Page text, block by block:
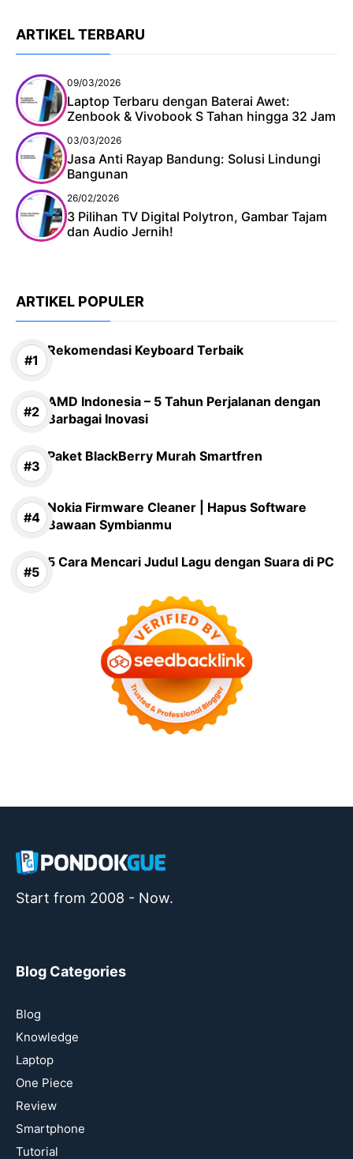
ARTIKEL TERBARU
09/03/2026
Laptop Terbaru dengan Baterai Awet:
Zenbook & Vivobook S Tahan hingga 32 Jam
03/03/2026
Jasa Anti Rayap Bandung: Solusi Lindungi
Bangunan
26/02/2026
3 Pilihan TV Digital Polytron, Gambar Tajam
dan Audio Jernih!
ARTIKEL POPULER
Rekomendasi Keyboard Terbaik
AMD Indonesia – 5 Tahun Perjalanan dengan
Barbagai Inovasi
Paket BlackBerry Murah Smartfren
Nokia Firmware Cleaner | Hapus Software
Bawaan Symbianmu
5 Cara Mencari Judul Lagu dengan Suara di PC
Start from 2008 - Now.
Blog Categories
Blog
Knowledge
Laptop
One Piece
Review
Smartphone
Tutorial